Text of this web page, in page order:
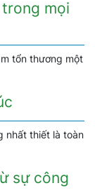
mọi
tổn thương một
nhất thiết là toàn
sự công